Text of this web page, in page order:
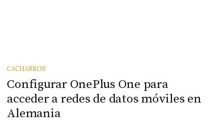
CACHARROS
Configurar OnePlus One para
acceder a redes de datos móviles en
Alemania